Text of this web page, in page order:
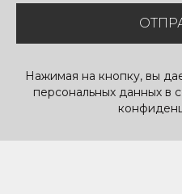
Нажимая на кнопку, вы
персональных данных в